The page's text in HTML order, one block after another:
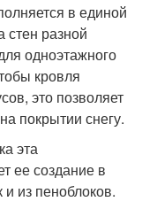
в единой
стен разной
одноэтажного
кровля
это позволяет
покрытии снегу.
эта
ее создание в
и из пеноблоков.